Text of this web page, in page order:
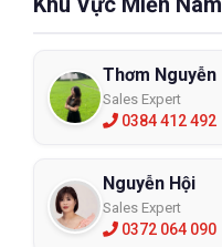
Thơm Nguyễn
Sales Expert
0384 412 492
Nguyễn Hội
Sales Expert
0372 064 090